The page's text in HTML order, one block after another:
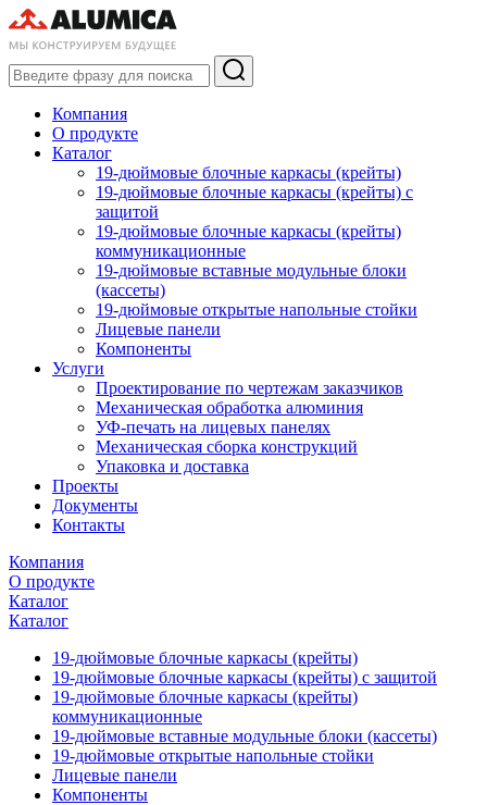
Компания
О продукте
Каталог
19-дюймовые блочные каркасы (крейты)
19-дюймовые блочные каркасы (крейты) с
защитой
19-дюймовые блочные каркасы (крейты)
коммуникационные
19-дюймовые вставные модульные блоки
(кассеты)
19-дюймовые открытые напольные стойки
Лицевые панели
Компоненты
Услуги
Проектирование по чертежам заказчиков
Механическая обработка алюминия
УФ-печать на лицевых панелях
Механическая сборка конструкций
Упаковка и доставка
Проекты
Документы
Контакты
Компания
О продукте
Каталог
Каталог
19-дюймовые блочные каркасы (крейты)
19-дюймовые блочные каркасы (крейты) с защитой
19-дюймовые блочные каркасы (крейты)
коммуникационные
19-дюймовые вставные модульные блоки (кассеты)
19-дюймовые открытые напольные стойки
Лицевые панели
Компоненты